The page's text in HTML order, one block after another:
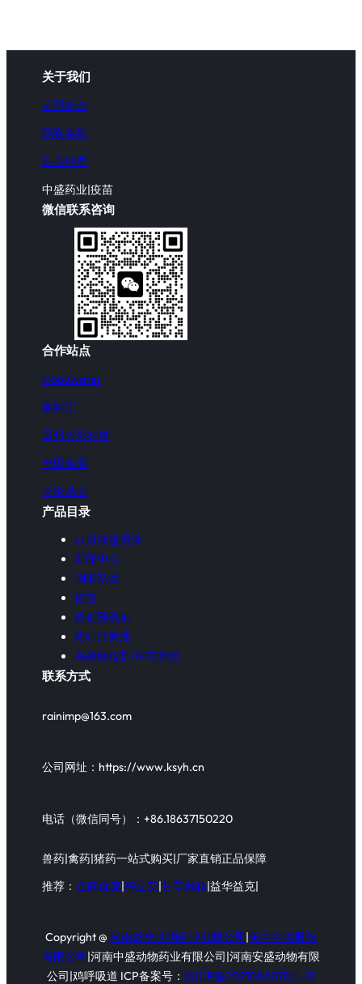
关于我们
公司简介
隐私条款
站点地图
中盛药业|疫苗
微信联系咨询
合作站点
Goodwafer
鑫科汇
贵州火影科技
全固金晶
火影晶圆
产品目录
口服液悬混液
新闻中心
消毒剂类
疫苗
粉剂预混剂
粉针注射液
高效颗粒剂/中草药类
联系方式
rainimp@163.com
公司网址：https://www.ksyh.cn
电话（微信同号）：+86.18637150220
兽药|禽药|猪药一站式购买|厂家直销正品保障
推荐： 金牌优克 梅立安 甘草颗粒 |益华益克|
Copyright @ 河南益华动物药业有限公司|美兰生物股份
有限公司|河南中盛动物药业有限公司|河南安盛动物有限
公司|鸡呼吸道 ICP备案号： 黔ICP备2021008678号-12